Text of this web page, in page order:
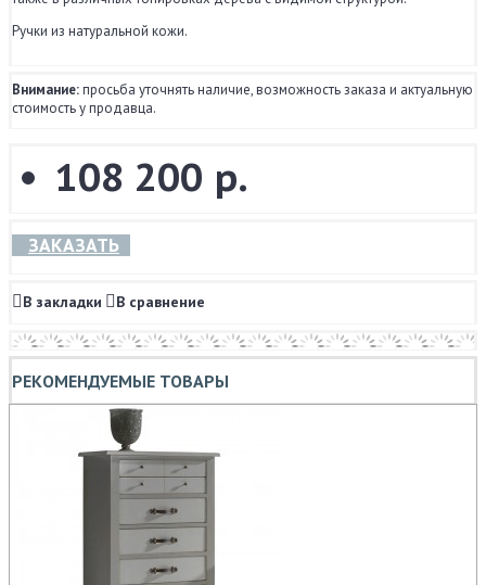
Ручки из натуральной кожи.
Внимание:просьба уточнять наличие, возможность заказа и актуальную
стоимость у продавца.
108 200 р.
ЗАКАЗАТЬ
В закладки В сравнение
РЕКОМЕНДУЕМЫЕ ТОВАРЫ